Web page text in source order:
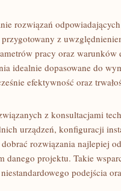
rozwiązań
z
pracy oraz warunków
idealnie dopasowane do
efektywność oraz
z konsultacjami
urządzeń, konfiguracji
rozwiązania najlepiej
projektu. Takie
podejścia